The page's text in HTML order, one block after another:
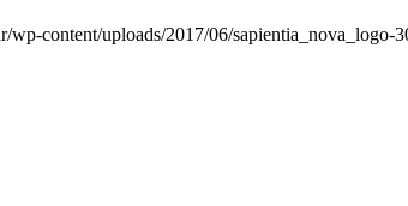
wp-content/uploads/2017/06/sapientia_nova_logo-